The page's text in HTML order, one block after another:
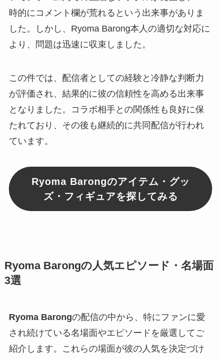
時的にコメント欄が荒れるという出来事がありま
した。しかし、Ryoma Barong本人の適切な対応に
より、問題は迅速に収束しました。
この件では、配信者としての経験と冷静な判断力
が評価され、結果的に彼の信頼性を高める出来事
となりました。コラボ相手との関係性も良好に保
たれており、その後も継続的に共同配信が行われ
ています。
Ryoma Barongのアイテム・グッ
ズ・フィギュアを探してみる
Ryoma Barongの人気エピソード・名場面
3選
Ryoma Barongの配信の中から、特にファンに愛
され続けている名場面やエピソードを厳選してご
紹介します。これらの場面が彼の人気を決定づけ